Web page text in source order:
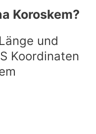
Koroskem?
und
Koordinaten